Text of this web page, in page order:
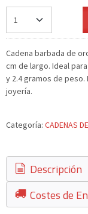
Cadena barbada de
cm de largo. Ideal
y 2.4 gramos de
joyería.
Categoría: CADENAS
Descripción
Costes de